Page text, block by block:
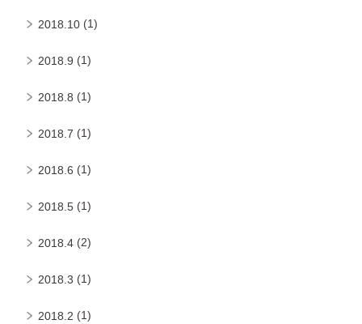
2018.10 (1)
2018.9 (1)
2018.8 (1)
2018.7 (1)
2018.6 (1)
2018.5 (1)
2018.4 (2)
2018.3 (1)
2018.2 (1)